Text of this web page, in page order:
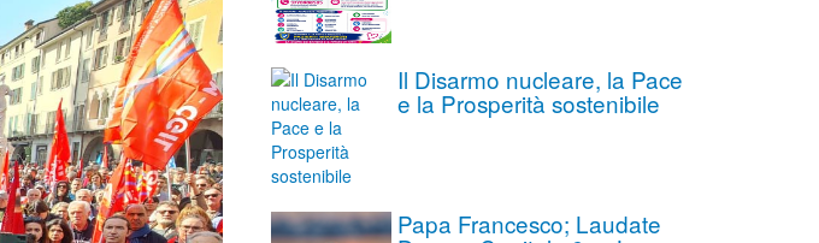
Il Disarmo nucleare, la Pace
e la Prosperità sostenibile
Papa Francesco; Laudate